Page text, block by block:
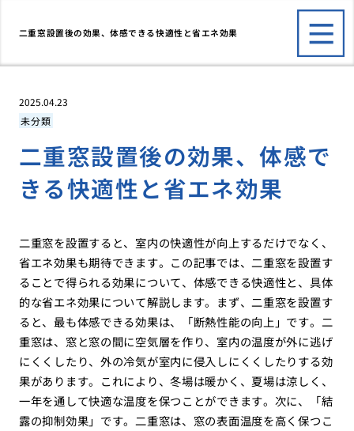
二重窓設置後の効果、体感できる快適性と省エネ効果
2025.04.23
未分類
二重窓設置後の効果、体感で
きる快適性と省エネ効果
二重窓を設置すると、室内の快適性が向上するだけでなく、
省エネ効果も期待できます。この記事では、二重窓を設置す
ることで得られる効果について、体感できる快適性と、具体
的な省エネ効果について解説します。まず、二重窓を設置す
ると、最も体感できる効果は、「断熱性能の向上」です。二
重窓は、窓と窓の間に空気層を作り、室内の温度が外に逃げ
にくくしたり、外の冷気が室内に侵入しにくくしたりする効
果があります。これにより、冬場は暖かく、夏場は涼しく、
一年を通して快適な温度を保つことができます。次に、「結
露の抑制効果」です。二重窓は、窓の表面温度を高く保つこ